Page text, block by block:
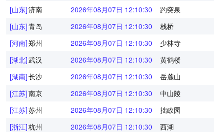
[山东]济南 2026年08月07日 12:10:30
趵突泉
[山东]青岛 2026年08月07日 12:10:30
栈桥
[河南]郑州 2026年08月07日 12:10:30
少林寺
[湖北]武汉 2026年08月07日 12:10:30
黄鹤楼
[湖南]长沙 2026年08月07日 12:10:30
岳麓山
[江苏]南京 2026年08月07日 12:10:30
中山陵
[江苏]苏州 2026年08月07日 12:10:30
拙政园
[浙江]杭州 2026年08月07日 12:10:30
西湖